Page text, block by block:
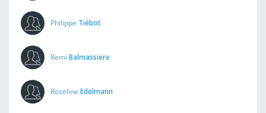
Philippe Tiébot
Remi Balmassiere
Roseline Edelmann